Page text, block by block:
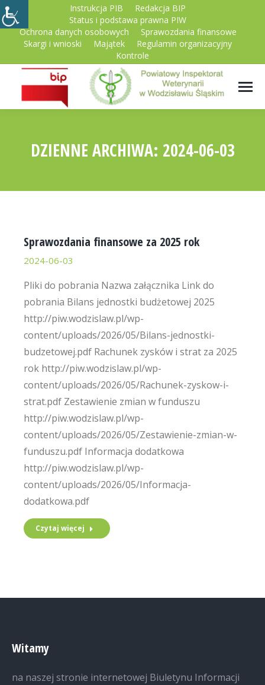
Instrukcja PIB
Redakcja BIP
Status i podstawa prawna PIW
Ochrona danych osobowych
Sprawozdania finansowe
Skargi i wnioski
Majątek
Regulamin organizacyjny
Kontrole
DZIENNE ARCHIWA: 2024-06-03
Sprawozdania finansowe za 2025 rok
2024-06-03
Pliki do pobrania Nazwa załącznika Link do
pobrania Bilans jednostki budżetowej 2025
http://piw.wodzislaw.pl/wp-
content/uploads/2026/05/Bilans-jednostki-
budzetowej.pdf Rachunek zysków i strat za 2025
rok http://piw.wodzislaw.pl/wp-
content/uploads/2026/05/Rachunek-zyskow-i-
strat.pdf Zestawienie zmian w funduszu
http://piw.wodzislaw.pl/wp-
content/uploads/2026/05/Zestawienie-zmian-w-
funduszu.pdf Informacja dodatkowa
http://piw.wodzislaw.pl/wp-
content/uploads/2026/05/Informacja-
dodatkowa.pdf
Czytaj więcej
Witamy
na naszej stronie internetowej Biuletynu Informacji